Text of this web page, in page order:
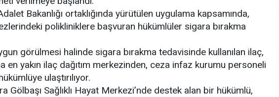
Bakanlığı ortaklığında yürütülen uygulama kapsamında,
polikliniklere başvuran hükümlüler sigara bırakma
görülmesi halinde sigara bırakma tedavisinde kullanılan ilaç,
en yakın ilaç dağıtım merkezinden, ceza infaz kurumu personeli
ulaştırılıyor.
Gölbaşı Sağlıklı Hayat Merkezi’nde destek alan bir hükümlü,